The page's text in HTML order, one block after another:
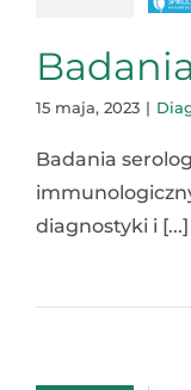
15 maja, 2023 |
Badania
diagnostyki i [...]